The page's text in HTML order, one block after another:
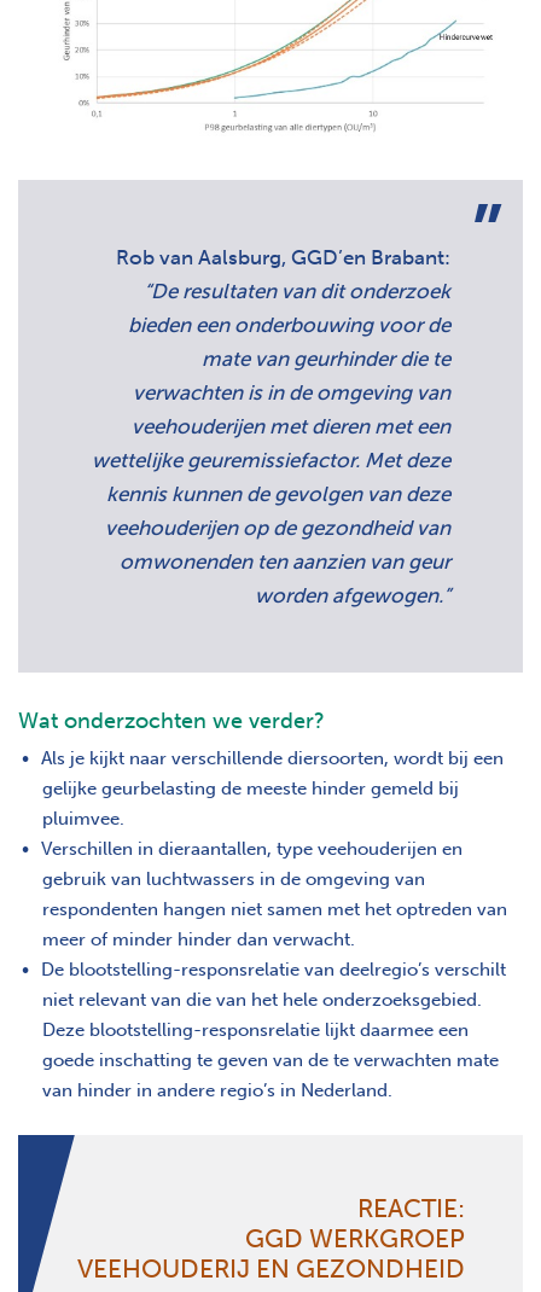
Rob van Aalsburg, GGD’en Brabant:
“De resultaten van dit onderzoek
bieden een onderbouwing voor de
mate van geurhinder die te
verwachten is in de omgeving van
veehouderijen met dieren met een
wettelijke geuremissiefactor. Met deze
kennis kunnen de gevolgen van deze
veehouderijen op de gezondheid van
omwonenden ten aanzien van geur
worden afgewogen.”
Wat onderzochten we verder?
Als je kijkt naar verschillende diersoorten, wordt bij een
gelijke geurbelasting de meeste hinder gemeld bij
pluimvee.
Verschillen in dieraantallen, type veehouderijen en
gebruik van luchtwassers in de omgeving van
respondenten hangen niet samen met het optreden van
meer of minder hinder dan verwacht.
De blootstelling-responsrelatie van deelregio’s verschilt
niet relevant van die van het hele onderzoeksgebied.
Deze blootstelling-responsrelatie lijkt daarmee een
goede inschatting te geven van de te verwachten mate
van hinder in andere regio’s in Nederland.
REACTIE:
GGD WERKGROEP
VEEHOUDERIJ EN GEZONDHEID